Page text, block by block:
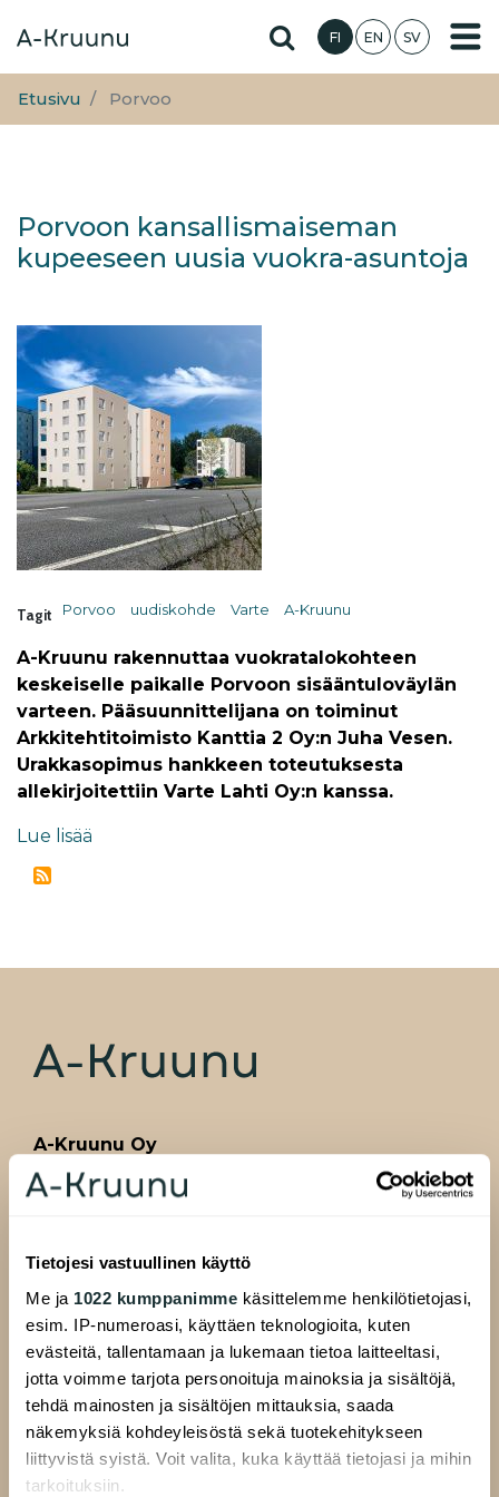
Tietojesi vastuullinen käyttö
Me ja 1022 kumppanimme käsittelemme henkilötietojasi,
esim. IP-numeroasi, käyttäen teknologioita, kuten
evästeitä, tallentamaan ja lukemaan tietoa laitteeltasi,
jotta voimme tarjota personoituja mainoksia ja sisältöjä,
tehdä mainosten ja sisältöjen mittauksia, saada
näkemyksiä kohdeyleisöstä sekä tuotekehitykseen
liittyvistä syistä. Voit valita, kuka käyttää tietojasi ja mihin
tarkoituksiin.
pääsisältöön
Hae sivustolta
FI EN SV
Etusivu Porvoo
Porvoon kansallismaiseman
kupeeseen uusia vuokra-asuntoja
Tagit Porvoo uudiskohde Varte A-Kruunu
A-Kruunu rakennuttaa vuokratalokohteen
keskeiselle paikalle Porvoon sisääntuloväylän
varteen. Pääsuunnittelijana on toiminut
Arkkitehtitoimisto Kanttia 2 Oy:n Juha Vesen.
Urakkasopimus hankkeen toteutuksesta
allekirjoitettiin Varte Lahti Oy:n kanssa.
Lue lisää
A-Kruunu Oy
Pasilankatu 13
00520 Helsinki
ALAVALIKKO
Hakijalle
Täytä hakemus
Etsi asuntoa
Uudiskohteet
Ryhmävuokra-asunnot